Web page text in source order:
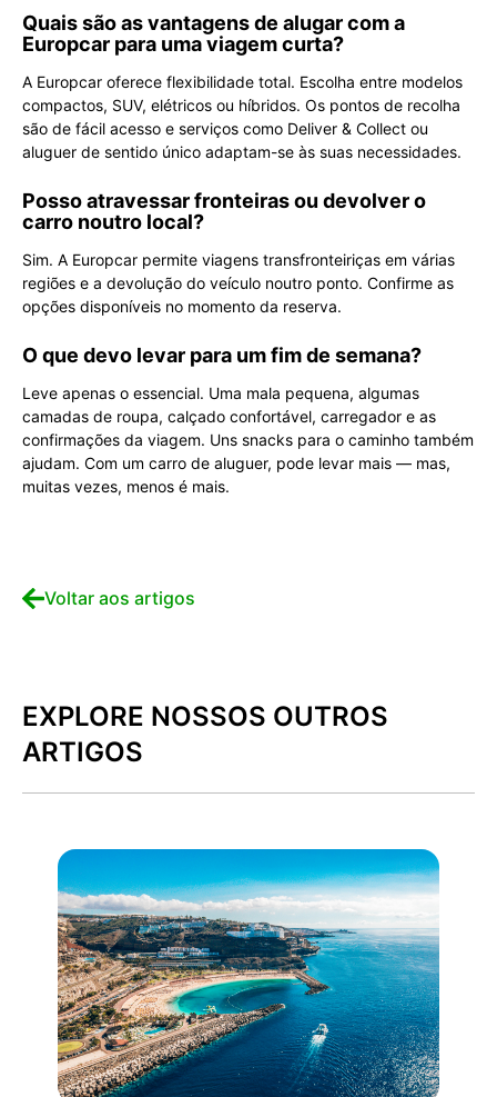
Quais são as vantagens de alugar com a
Europcar para uma viagem curta?
A Europcar oferece flexibilidade total. Escolha entre modelos
compactos, SUV, elétricos ou híbridos. Os pontos de recolha
são de fácil acesso e serviços como Deliver & Collect ou
aluguer de sentido único adaptam-se às suas necessidades.
Posso atravessar fronteiras ou devolver o
carro noutro local?
Sim. A Europcar permite viagens transfronteiriças em várias
regiões e a devolução do veículo noutro ponto. Confirme as
opções disponíveis no momento da reserva.
O que devo levar para um fim de semana?
Leve apenas o essencial. Uma mala pequena, algumas
camadas de roupa, calçado confortável, carregador e as
confirmações da viagem. Uns snacks para o caminho também
ajudam. Com um carro de aluguer, pode levar mais — mas,
muitas vezes, menos é mais.
Voltar aos artigos
EXPLORE NOSSOS OUTROS
ARTIGOS